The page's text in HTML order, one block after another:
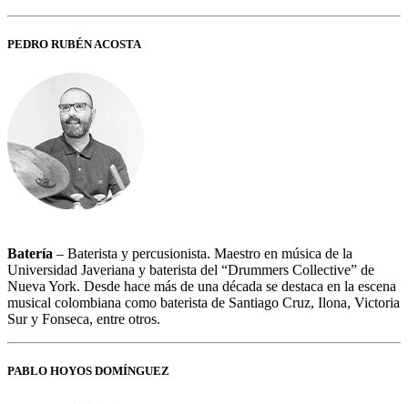
PEDRO RUBÉN ACOSTA
Batería – Baterista y percusionista. Maestro en música de la
Universidad Javeriana y baterista del “Drummers Collective” de
Nueva York. Desde hace más de una década se destaca en la escena
musical colombiana como baterista de Santiago Cruz, Ilona, Victoria
Sur y Fonseca, entre otros.
PABLO HOYOS DOMÍNGUEZ